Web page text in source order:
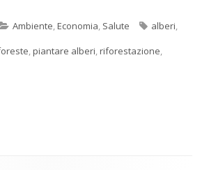
Categorie
Ambiente,Economia, Salute Tag
alberi,
,piantare alberi,riforestazione,